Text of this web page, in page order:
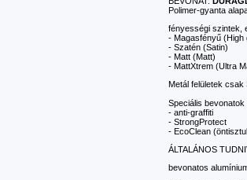
Polimer-gyanta
fényességi szintek,
- Magasfényű (High
- Szatén (Satin)
- Matt (Matt)
- MattXtrem (Ultra
Metál felületek csak
Speciális
- anti-graffiti
- StrongProtect
- EcoClean
ÁLTALÁNOS
bevonatos